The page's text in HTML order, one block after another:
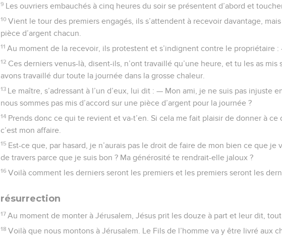
9 Les ouvriers embauchés à cinq heures du soir se présentent d’abord et
10 Vient le tour des premiers engagés, ils s’attendent à recevoir davantage,
pièce d’argent chacun.
11 Au moment de la recevoir, ils protestent et s’indignent contre le propriétaire
12 Ces derniers venus-là, disent-ils, n’ont travaillé qu’une heure, et tu les as
avons travaillé dur toute la journée dans la grosse chaleur.
13 Le maître, s’adressant à l’un d’eux, lui dit : — Mon ami, je ne suis pas injuste
nous sommes pas mis d’accord sur une pièce d’argent pour la journée ?
14 Prends donc ce qui te revient et va-t’en. Si cela me fait plaisir de donner à ce
c’est mon affaire.
15 Est-ce que, par hasard, je n’aurais pas le droit de faire de mon bien ce que je
de travers parce que je suis bon ? Ma générosité te rendrait-elle jaloux ?
16 Voilà comment les derniers seront les premiers et les premiers seront les
résurrection
17 Au moment de monter à Jérusalem, Jésus prit les douze à part et leur dit,
18 Voilà que nous montons à Jérusalem. Le Fils de l’homme va y être livré aux